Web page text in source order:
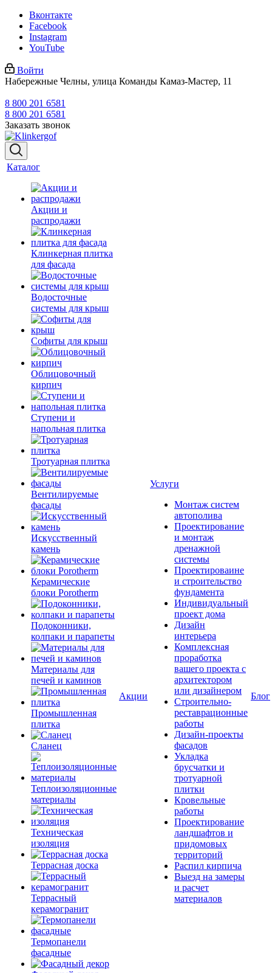
Вконтакте
Facebook
Instagram
YouTube
Войти
Набережные Челны, улица Команды Камаз-Мастер, 11
8 800 201 6581
8 800 201 6581
Заказать звонок
Каталог
Акции и
распродажи
Клинкерная плитка
для фасада
Водосточные
системы для крыш
Софиты для крыш
Облицовочный
кирпич
Ступени и
напольная плитка
Тротуарная плитка
Вентилируемые
фасады
Искусственный
камень
Керамические
блоки Porotherm
Подоконники,
колпаки и парапеты
Материалы для
печей и каминов
Промышленная
плитка
Сланец
Теплоизоляционные
материалы
Техническая
изоляция
Террасная доска
Террасный
керамогранит
Термопанели
фасадные
Акции
Услуги
Монтаж систем
автополива
Проектирование
и монтаж
дренажной
системы
Проектироваине
и строительство
фундамента
Индивидуальный
проект дома
Дизайн
интерьера
Комплексная
проработка
вашего проекта с
архитектором
или дизайнером
Строительно-
реставрационные
работы
Дизайн-проекты
фасадов
Укладка
брусчатки и
тротуарной
плитки
Кровельные
работы
Проектирование
ландшафтов и
придомовых
территорий
Распил кирпича
Выезд на замеры
и расчет
материалов
Блог